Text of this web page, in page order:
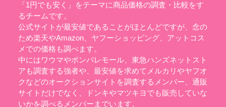
「1円でも安く」をテーマに商品価格の調査・比較をす
るチームです。
公式サイトが最安値であることがほとんどですが、念の
ため楽天やAmazon、ヤフーショッピング、アットコス
メでの価格も調べます。
中にはワウマやポンパレモール、東急ハンズネットスト
アも調査する強者や、最安値を求めてメルカリやヤフオ
クなどのオークションサイトを調査するメンバー、通販
サイトだけでなく、ドンキやマツキヨでも販売していな
いかを調べるメンバーまでいます。